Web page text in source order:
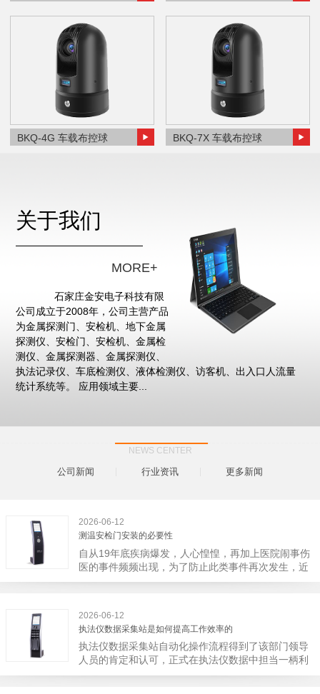
BKQ-4G 车载布控球 BKQ-7X 车载布控球
关于我们
MORE+
石家庄金安电子科技有限
公司成立于2008年，公司主营产品
为金属探测门、安检机、地下金属
探测仪、安检门、安检机、金属检
测仪、金属探测器、金属探测仪、
执法记录仪、车底检测仪、液体检测仪、访客机、出入口人流量
统计系统等。 应用领域主要...
NEWS CENTER
公司新闻 行业资讯 更多新闻
2026-06-12
测温安检门安装的必要性
自从19年底疾病爆发，人心惶惶，再加上医院闹事伤
医的事件频频出现，为了防止此类事件再次发生，近
日，广西南宁市卫建委发出通知，要求当地市属各三
大体只有两个，其一，安装安检门是否会激化矛盾。
其二，安装安检门可以防范于未然。1月6号当天，南
宁市第二医院刚试行安检的首日，检查出10多把各类
刀具和一把管制类刀具。近来伤医事件屡屡发生，安
装安检门可以缓解医生安全感不足的问题，同时安检
2026-06-12
执法仪数据采集站是如何提高工作效率的
执法仪数据采集站自动化操作流程得到了该部门领导
人员的肯定和认可，正式在执法仪数据中担当一柄利
剑。 执法仪数据采集站对于执法仪数据资料的管理